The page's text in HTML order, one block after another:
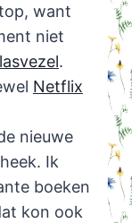
want
niet
.
Netflix
nieuwe
Ik
boeken
kon ook